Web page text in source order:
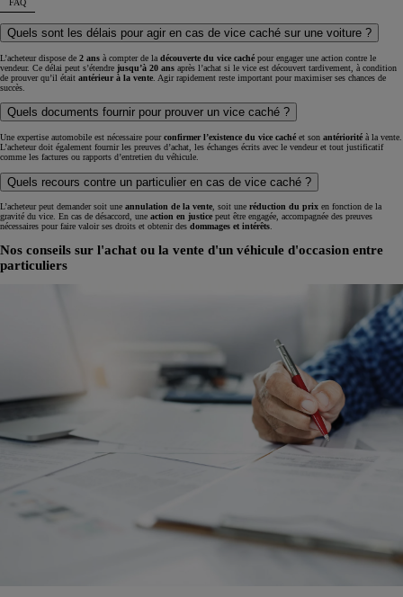
FAQ
Quels sont les délais pour agir en cas de vice caché sur une voiture ?
L’acheteur dispose de 2 ans à compter de la découverte du vice caché pour engager une action contre le
vendeur. Ce délai peut s’étendre jusqu’à 20 ans après l’achat si le vice est découvert tardivement, à condition
de prouver qu’il était antérieur à la vente . Agir rapidement reste important pour maximiser ses chances de
succès.
Quels documents fournir pour prouver un vice caché ?
Une expertise automobile est nécessaire pourconfirmer l’existence du vice caché et son antériorité à la vente.
L’acheteur doit également fournir les preuves d’achat, les échanges écrits avec le vendeur et tout justificatif
comme les factures ou rapports d’entretien du véhicule.
Quels recours contre un particulier en cas de vice caché ?
L’acheteur peut demander soit une annulation de la vente, soit une réduction du prix en fonction de la
gravité du vice. En cas de désaccord, une action en justice peut être engagée, accompagnée des preuves
nécessaires pour faire valoir ses droits et obtenir des dommages et intérêts.
Nos conseils sur l'achat ou la vente d'un véhicule d'occasion entre
particuliers